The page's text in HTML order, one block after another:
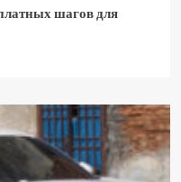
шагов для